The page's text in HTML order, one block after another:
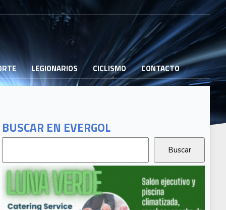
LEGIONARIOS CICLISMO CONTACTO
BUSCAR EN EVERGOL